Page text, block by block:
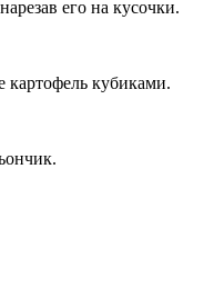
его на кусочки.
картофель кубиками.